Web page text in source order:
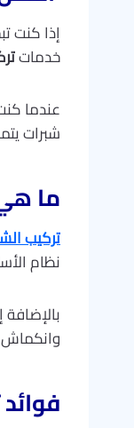
إذا كنت
خدمات
عندما
شبرات
ما
تركيب
نظام
وانكماش